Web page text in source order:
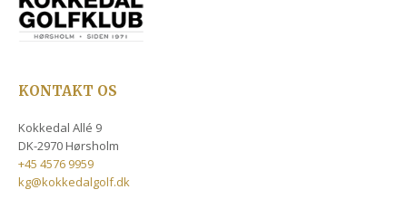
KONTAKT OS
Kokkedal Allé 9
DK-2970 Hørsholm
+45 4576 9959
kg@kokkedalgolf.dk